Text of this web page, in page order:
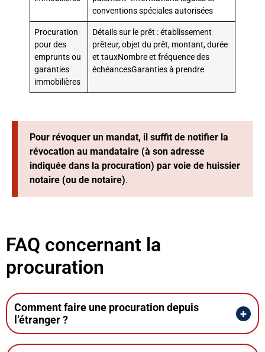
conventions spéciales autorisées
Procuration
pour des
emprunts ou
garanties
immobilières
Détails sur le prêt : établissement
prêteur, objet du prêt, montant, durée
et tauxNombre et fréquence des
échéancesGaranties à prendre
Pour révoquer un mandat, il suffit de notifier la
révocation au mandataire (à son adresse
indiquée dans la procuration) par voie de huissier
notaire (ou de notaire).
FAQ concernant la
procuration
Comment faire une procuration depuis
l’étranger ?